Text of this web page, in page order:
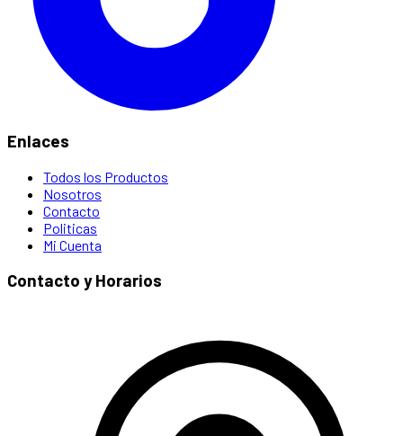
Enlaces
Todos los Productos
Nosotros
Contacto
Politicas
Mi Cuenta
Contacto y Horarios